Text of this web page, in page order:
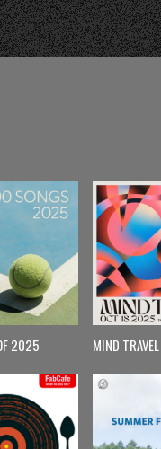
2025 MIND TRAVEL